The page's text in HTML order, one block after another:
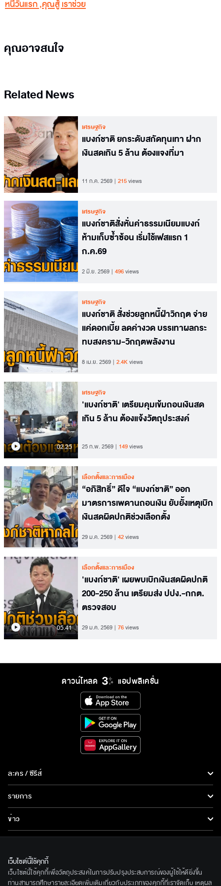
หนี้วันแรก,คุณสู้ เราช่วย
คุณอาจสนใจ
Related News
เศรษฐกิจ
แบงก์ชาติ ยกระดับสกัดทุนเทา ฝาก
เงินสดเกิน 5 ล้าน ต้องแจงที่มา
11 ก.ค. 2569 215views
เศรษฐกิจ
แบงก์ชาติสั่งหั่นค่าธรรมเนียมแบงก์
ห้ามเก็บซ้ำซ้อน เริ่มใช้เฟสแรก 1
ก.ค.69
2 มิ.ย. 2569 496views
เศรษฐกิจ
แบงก์ชาติ สั่งช่วยลูกหนี้ฝ่าวิกฤต จ่าย
แค่ดอกเบี้ย ลดค่างวด บรรเทาผลกระ
ทบสงคราม-วิกฤตพลังงาน
8 เม.ย. 2569 2.4Kviews
02.25
เศรษฐกิจ
'แบงก์ชาติ' เตรียมคุมเข้มถอนเงินสด
เกิน 5 ล้าน ต้องแจ้งวัตถุประสงค์
25 ก.พ. 2569 149views
เลือกตั้งและการเมือง
“อภิสิทธิ์” ดีใจ “แบงก์ชาติ” ออก
มาตรการเพดานถอนเงิน ยับยั้งเหตุเบิก
เงินสดผิดปกติช่วงเลือกตั้ง
29 ม.ค. 2569 42views
05.41
เลือกตั้งและการเมือง
'แบงก์ชาติ' เผยพบเบิกเงินสดผิดปกติ
200-250 ล้าน เตรียมส่ง ปปง.-กกต.
ตรวจสอบ
29 ม.ค. 2569 76views
ดาวน์โหลด แอปพลิเคชั่น
ละคร / ซีรีส์
ละคร/ซีรีส์
ซีรีส์นานาชาติ
การ์ตูน & เกม
รายการ
รายการทั้งหมด
ข่าว
ข่าวทั้งหมด
ข่าวประชาสัมพันธ์
ทีวีออนไลน์
เกี่ยวกับเรา
BEC World
เว็บไซต์นี้ใช้คุกกี้
เว็บไซต์นี้ใช้คุกกี้เพื่อวัตถุประสงค์ในการปรับปรุงประสบการณ์ของผู้ใช้ให้ดียิ่งขึ้น
ท่านสามารถศึกษารายละเอียดเพิ่มเติมเกี่ยวกับประเภทของคุกกี้ที่เราจัดเก็บ เหตุผล